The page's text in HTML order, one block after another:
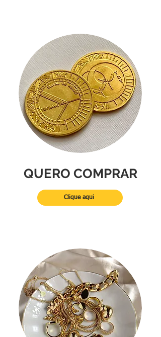
QUERO COMPRAR
Clique aqui